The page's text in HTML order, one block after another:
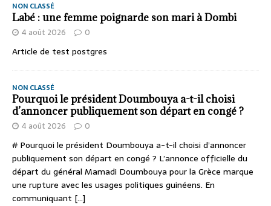
NON CLASSÉ
Labé : une femme poignarde son mari à Dombi
4 août 2026 0
Article de test postgres
NON CLASSÉ
Pourquoi le président Doumbouya a-t-il choisi
d’annoncer publiquement son départ en congé ?
4 août 2026 0
# Pourquoi le président Doumbouya a-t-il choisi d’annoncer
publiquement son départ en congé ? L’annonce officielle du
départ du général Mamadi Doumbouya pour la Grèce marque
une rupture avec les usages politiques guinéens. En
communiquant [...]